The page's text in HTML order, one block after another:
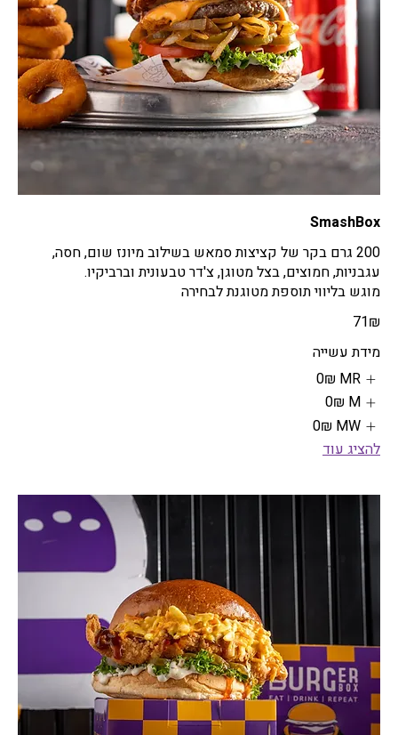
SmashBox
200 גרם בקר של קציצות סמאש בשילוב מיונז שום, חסה,
מוגש בליווי תוספת מטוגנת לבחירה
‏71 ‏₪
מידת עשייה
MR
‏0 ‏₪
M
‏0 ‏₪
MW
‏0 ‏₪
להציג עוד